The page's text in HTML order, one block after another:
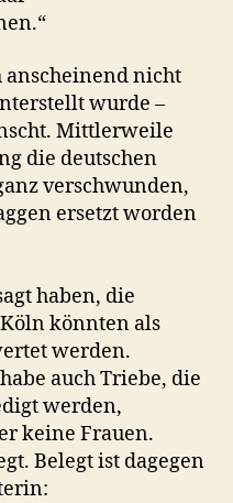
anscheinend nicht
wurde –
Mittlerweile
die deutschen
verschwunden,
ersetzt worden
haben, die
könnten als
werden.
auch Triebe, die
werden,
keine Frauen.
Belegt ist dagegen